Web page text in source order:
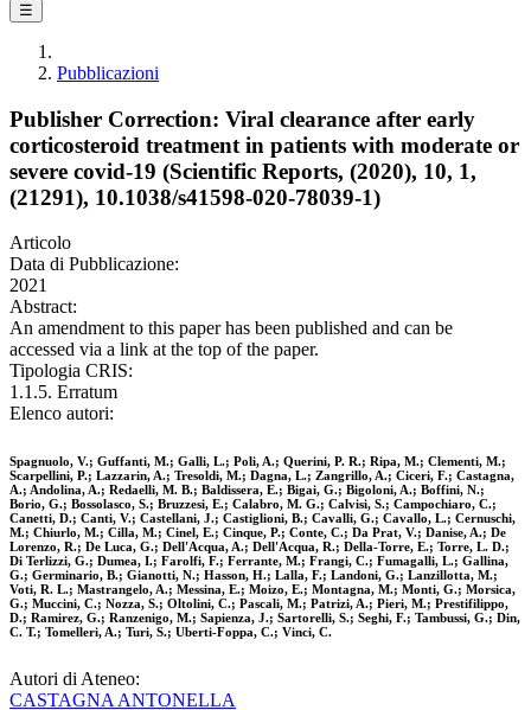
☰
Pubblicazioni
Publisher Correction: Viral clearance after early
corticosteroid treatment in patients with moderate or
severe covid-19 (Scientific Reports, (2020), 10, 1,
(21291), 10.1038/s41598-020-78039-1)
Articolo
Data di Pubblicazione:
2021
Abstract:
An amendment to this paper has been published and can be
accessed via a link at the top of the paper.
Tipologia CRIS:
1.1.5. Erratum
Elenco autori:
Spagnuolo, V.; Guffanti, M.; Galli, L.; Poli, A.; Querini, P. R.; Ripa, M.; Clementi, M.;
Scarpellini, P.; Lazzarin, A.; Tresoldi, M.; Dagna, L.; Zangrillo, A.; Ciceri, F.; Castagna,
A.; Andolina, A.; Redaelli, M. B.; Baldissera, E.; Bigai, G.; Bigoloni, A.; Boffini, N.;
Borio, G.; Bossolasco, S.; Bruzzesi, E.; Calabro, M. G.; Calvisi, S.; Campochiaro, C.;
Canetti, D.; Canti, V.; Castellani, J.; Castiglioni, B.; Cavalli, G.; Cavallo, L.; Cernuschi,
M.; Chiurlo, M.; Cilla, M.; Cinel, E.; Cinque, P.; Conte, C.; Da Prat, V.; Danise, A.; De
Lorenzo, R.; De Luca, G.; Dell'Acqua, A.; Dell'Acqua, R.; Della-Torre, E.; Torre, L. D.;
Di Terlizzi, G.; Dumea, I.; Farolfi, F.; Ferrante, M.; Frangi, C.; Fumagalli, L.; Gallina,
G.; Germinario, B.; Gianotti, N.; Hasson, H.; Lalla, F.; Landoni, G.; Lanzillotta, M.;
Voti, R. L.; Mastrangelo, A.; Messina, E.; Moizo, E.; Montagna, M.; Monti, G.; Morsica,
G.; Muccini, C.; Nozza, S.; Oltolini, C.; Pascali, M.; Patrizi, A.; Pieri, M.; Prestifilippo,
D.; Ramirez, G.; Ranzenigo, M.; Sapienza, J.; Sartorelli, S.; Seghi, F.; Tambussi, G.; Din,
C. T.; Tomelleri, A.; Turi, S.; Uberti-Foppa, C.; Vinci, C.
Autori di Ateneo:
CASTAGNA ANTONELLA